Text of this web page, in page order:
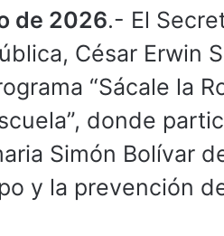
de 2026.- El
César Erwin
“Sácale la
donde
Simón Bolívar
y la prevención